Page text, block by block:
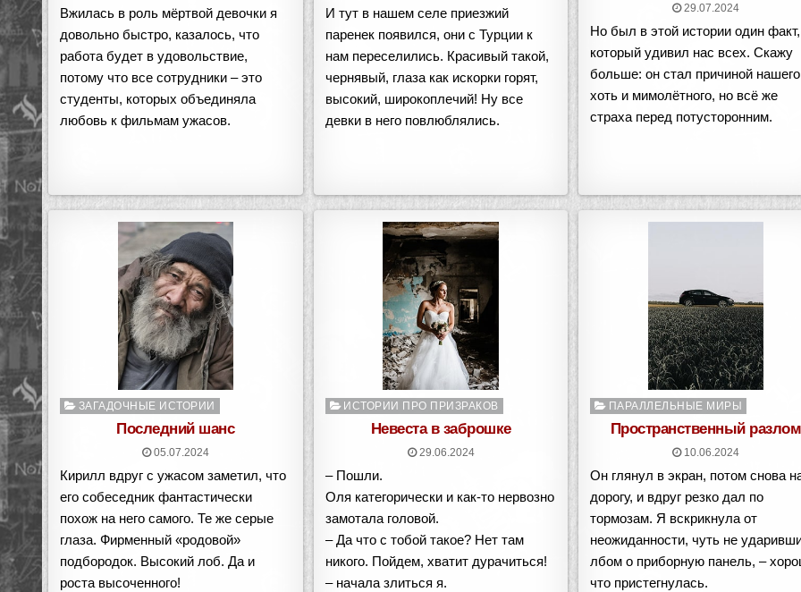
Вжилась в роль мёртвой девочки я
довольно быстро, казалось, что
работа будет в удовольствие,
потому что все сотрудники – это
студенты, которых объединяла
любовь к фильмам ужасов.
И тут в нашем селе приезжий
паренек появился, они с Турции к
нам переселились. Красивый такой,
чернявый, глаза как искорки горят,
высокий, широкоплечий! Ну все
девки в него повлюблялись.
29.07.2024
Но был в этой истории один факт,
который удивил нас всех. Скажу
больше: он стал причиной нашего
хоть и мимолётного, но всё же
страха перед потусторонним.
Опубликовано
ЗАГАДОЧНЫЕ ИСТОРИИ
Последний шанс
05.07.2024
Кирилл вдруг с ужасом заметил, что
его собеседник фантастически
похож на него самого. Те же серые
глаза. Фирменный «родовой»
подбородок. Высокий лоб. Да и
роста высоченного!
Опубликовано
ИСТОРИИ ПРО ПРИЗРАКОВ
Невеста в заброшке
29.06.2024
– Пошли.
Оля категорически и как-то нервозно
замотала головой.
– Да что с тобой такое? Нет там
никого. Пойдем, хватит дурачиться!
– начала злиться я.
Опубликовано
ПАРАЛЛЕЛЬНЫЕ МИРЫ
Пространственный разлом
10.06.2024
Он глянул в экран, потом снова
дорогу, и вдруг резко дал по
тормозам. Я вскрикнула от
неожиданности, чуть не
лбом о приборную панель, –
что пристегнулась.